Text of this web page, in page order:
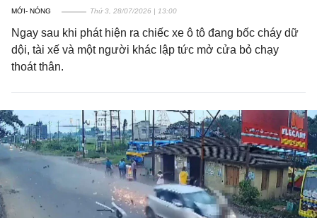
MỚI- NÓNG Thứ 3, 28/07/2026 | 13:00
Ngay sau khi phát hiện ra chiếc xe ô tô đang bốc cháy dữ
dội, tài xế và một người khác lập tức mở cửa bỏ chạy
thoát thân.